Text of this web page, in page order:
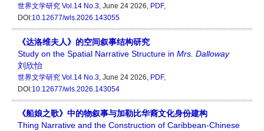
世界文学研究 Vol.14 No.3, June 24 2026, PDF,
DOI:10.12677/wls.2026.143055
《达洛维夫人》的空间叙事结构研究
Study on the Spatial Narrative Structure in Mrs. Dalloway
刘欣怡
世界文学研究 Vol.14 No.3, June 24 2026, PDF,
DOI:10.12677/wls.2026.143054
《船娘之歌》中的物叙事与加勒比华裔文化身份建构
Thing Narrative and the Construction of Caribbean-Chinese